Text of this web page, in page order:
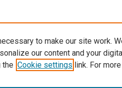
to make our site work.
our content and your
the Cookie settings link. For